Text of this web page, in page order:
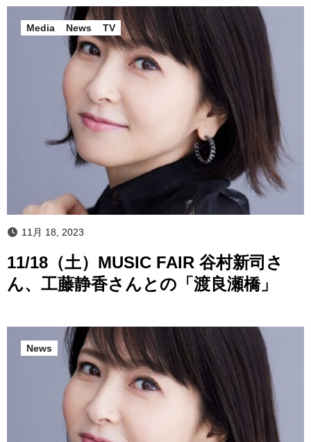
Media News TV
11月 18, 2023
11/18（土）MUSIC FAIR 谷村新司さ
ん、工藤静香さんとの「渡良瀬橋」
News